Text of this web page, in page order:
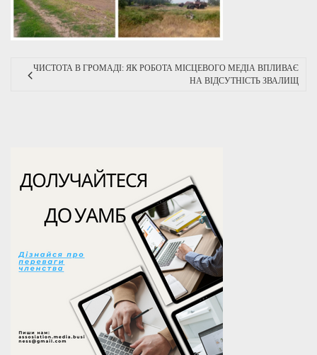
ЧИСТОТА В ГРОМАДІ: ЯК РОБОТА МІСЦЕВОГО МЕДІА ВПЛИВАЄ
НА ВІДСУТНІСТЬ ЗВАЛИЩ